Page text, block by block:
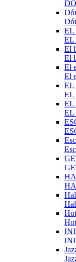
EL
EL
El
El
El
El
EL
EL
EL
EL